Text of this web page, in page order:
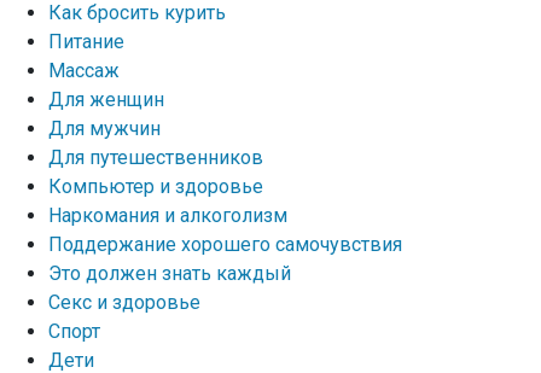
Как бросить курить
Питание
Массаж
Для женщин
Для мужчин
Для путешественников
Компьютер и здоровье
Наркомания и алкоголизм
Поддержание хорошего самочувствия
Это должен знать каждый
Секс и здоровье
Спорт
Дети